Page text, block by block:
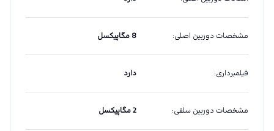
مشخصات دوربین اصلی: 8 مگاپیکسل
فیلمبرداری: دارد
مشخصات دوربین سلفی: 2 مگاپیکسل